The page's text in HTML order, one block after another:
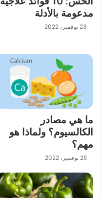
مدعومة بالأدلة
23 نوفمبر، 2022
ما هي مصادر
الكالسيوم؟ ولماذا هو
مهم؟
25 نوفمبر، 2022